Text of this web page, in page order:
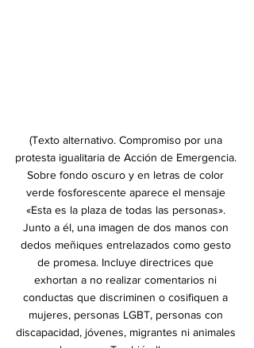
(Texto alternativo. Compromiso por una
protesta igualitaria de Acción de Emergencia.
Sobre fondo oscuro y en letras de color
verde fosforescente aparece el mensaje
«Esta es la plaza de todas las personas».
Junto a él, una imagen de dos manos con
dedos meñiques entrelazados como gesto
de promesa. Incluye directrices que
exhortan a no realizar comentarios ni
conductas que discriminen o cosifiquen a
mujeres, personas LGBT, personas con
discapacidad, jóvenes, migrantes ni animales